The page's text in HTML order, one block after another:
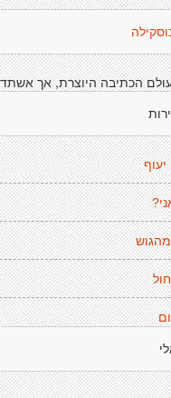
הכתיבה היוצרת, אך
יעוף
מהגוש